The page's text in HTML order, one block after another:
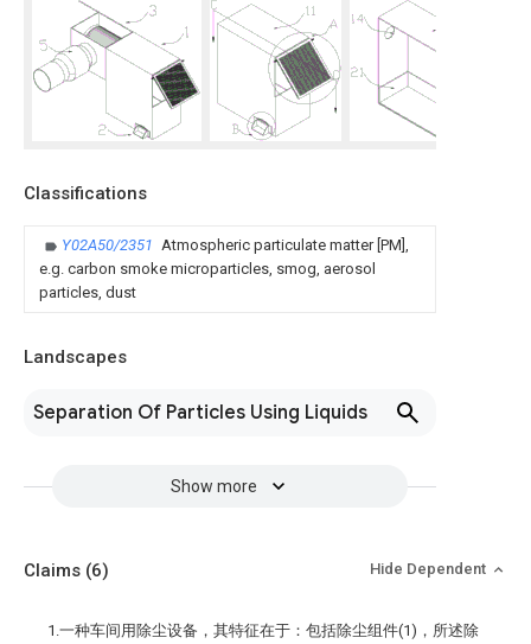
Classifications
Y02A50/2351 Atmospheric particulate matter [PM],
e.g. carbon smoke microparticles, smog, aerosol
particles, dust
Landscapes
Separation Of Particles Using Liquids
Show more
Claims (6) Hide Dependent
1.一种车间用除尘设备，其特征在于：包括除尘组件(1)，所述除